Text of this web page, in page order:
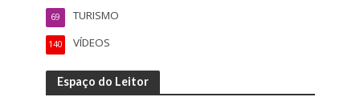
TURISMO
69
VÍDEOS
140
Espaço do Leitor